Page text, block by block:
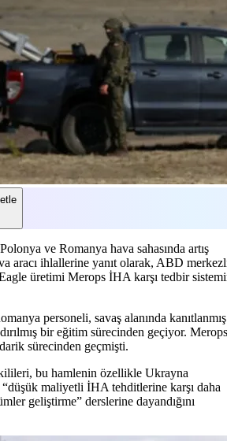
ve Romanya hava sahasında artış
aracı ihlallerine yanıt olarak, ABD
üretimi Merops İHA karşı tedbir
personeli, savaş alanında kanıtlanmış
bir eğitim sürecinden geçiyor.
sürecinden geçmişti.
bu hamlenin özellikle Ukrayna
“düşük maliyetli İHA tehditlerine karşı daha
geliştirme” derslerine dayandığını